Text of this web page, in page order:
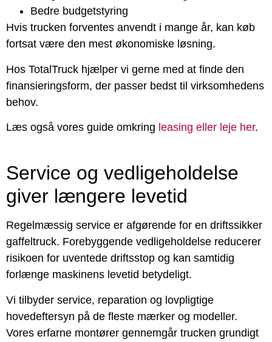
Bedre budgetstyring
Hvis trucken forventes anvendt i mange år, kan køb
fortsat være den mest økonomiske løsning.
Hos TotalTruck hjælper vi gerne med at finde den
finansieringsform, der passer bedst til virksomhedens
behov.
Læs også vores guide omkring leasing eller leje her.
Service og vedligeholdelse
giver længere levetid
Regelmæssig service er afgørende for en driftssikker
gaffeltruck. Forebyggende vedligeholdelse reducerer
risikoen for uventede driftsstop og kan samtidig
forlænge maskinens levetid betydeligt.
Vi tilbyder service, reparation og lovpligtige
hovedeftersyn på de fleste mærker og modeller.
Vores erfarne montører gennemgår trucken grundigt